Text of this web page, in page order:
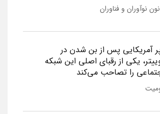
نوآوران و فناوران
آمریکایی پس از بن شدن در
یکی از رقبای اصلی این شبکه
را تصاحب می‌کند